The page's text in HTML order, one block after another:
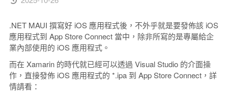
.NET MAUI 撰寫好 iOS 應用程式後，不外乎就是要發佈該 iOS
應用程式到 App Store Connect 當中，除非所寫的是專屬給企
業內部使用的 iOS 應用程式。
而在 Xamarin 的時代就已經可以透過 Visual Studio 的介面操
作，直接發佈 iOS 應用程式的 *.ipa 到 App Store Connect，詳
情請看：